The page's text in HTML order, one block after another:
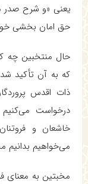
یعنی «و شرح صدر
حق امان بخشی
حال منتخبین چه
که به آن تأکید
ذات اقدس
درخواست
خاشعان و
می‌خواهیم بدانیم
مخبتین به معنای